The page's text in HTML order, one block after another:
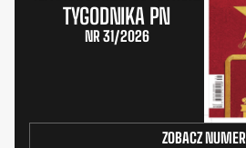
TYGODNIKA PN
NR 31/2026
ZOBACZ NUMER